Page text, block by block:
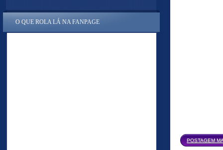
POSTAGEM
O QUE ROLA LÁ NA FANPAGE